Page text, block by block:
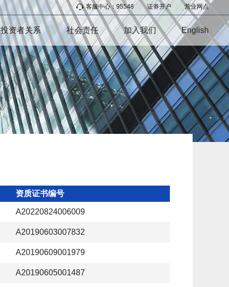
客服中心：95548 | 证券开户 营业网点
投资者关系 社会责任 加入我们 English
资质证书编号
A20220824006009
A20190603007832
A20190609001979
A20190605001487